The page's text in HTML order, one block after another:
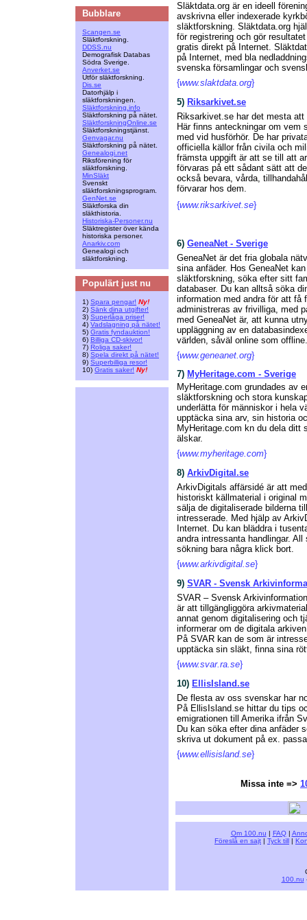
Bubblare
Scangen.se
Släktforskning.
DDSS.nu
Demografisk Databas
Södra Sverige.
Anverket.se
Utför släktforskning.
Dis.se
Datorhjälp i
släktforskningen.
Släktforskning.info
Släktforskning på nätet.
SläktforskningOnline.se
Släktforskningstjänst.
Genvagar.nu
Släktforskning på nätet.
Genealogi.net
Riksförening för
släktforskning.
MinSläkt
Svenskt
släktforskningsprogram.
GenNet.se
Släktforska din
släkthistoria.
Historiska-Personer.nu
Släktregister över kända
historiska personer.
Anarkiv.com
Genealogi och
släktforskning.
Populärt just nu
1) Spara pengar! Ny!
2) Sänk dina utgifter!
3) Superlåga priser!
4) Vadslagning på nätet!
5) Gratis fyndauktion!
6) Billiga CD-skivor!
7) Roliga saker!
8) Spela direkt på nätet!
9) Superbilliga resor!
10) Gratis saker! Ny!
Släktdata.org är en ideell
avskrivna eller indexerade
släktforskning. Släktdata.org
för registrering och gör
gratis direkt på Internet.
på Internet, med bla
svenska församlingar och
{www.slaktdata.org}
5) Riksarkivet.se
Riksarkivet.se har det mesta
Här finns anteckningar om
med vid husförhör. De har
officiella källor från civila och
främsta uppgift är att se till att
förvaras på ett sådant sätt att
också bevara, vårda,
förvarar hos dem.
{www.riksarkivet.se}
6) GeneaNet - Sverige
GeneaNet är det fria globala
sina anfäder. Hos GeneaNet
släktforskning, söka efter sitt
databaser. Du kan alltså söka
information med andra för att få
administreras av frivilliga, med
med GeneaNet är, att kunna
uppläggning av en
världen, såväl online som offline.
{www.geneanet.org}
7) MyHeritage.com - Sverige
MyHeritage.com grundades av
släktforskning och stora
underlätta för människor i hela
upptäcka sina arv, sin historia
MyHeritage.com kn du dela ditt
älskar.
{www.myheritage.com}
8) ArkivDigital.se
ArkivDigitals affärsidé är att
historiskt källmaterial i original
sälja de digitaliserade bilderna
intresserade. Med hjälp av
Internet. Du kan bläddra i
andra intressanta handlingar.
sökning bara några klick bort.
{www.arkivdigital.se}
9) SVAR - Svensk
SVAR – Svensk
är att tillgängliggöra
annat genom digitalisering och
informerar om de digitala
På SVAR kan de som är
upptäcka sin släkt, finna sina
{www.svar.ra.se}
10) EllisIsland.se
De flesta av oss svenskar har
På EllisIsland.se hittar du tips
emigrationen till Amerika ifrån
Du kan söka efter dina anfäder
skriva ut dokument på ex.
{www.ellisisland.se}
Missa inte =>
Om 100.nu | FAQ|
Föreslå en sajt | Tyck till |
100.nu